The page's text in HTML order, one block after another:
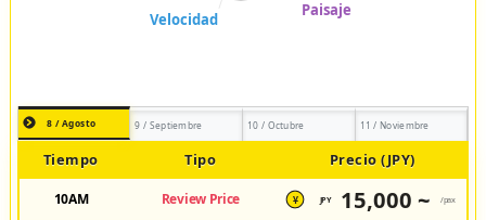
8 / Agosto 9 / Septiembre 10 / Octubre 11 / Noviembre
Tiempo Tipo Precio (JPY)
10AM Review Price ¥ JPY 15,000 ~ /pax